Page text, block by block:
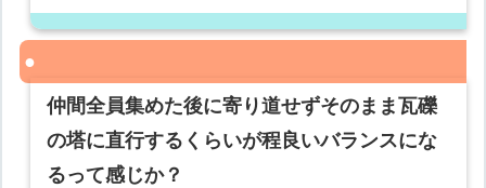
仲間全員集めた後に寄り道せずそのまま瓦礫
の塔に直行するくらいが程良いバランスにな
るって感じか？